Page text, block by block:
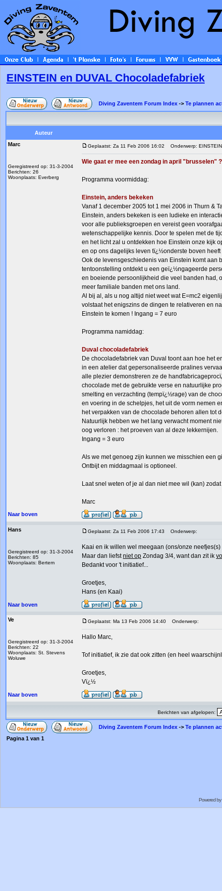
EINSTEIN en DUVAL Chocoladefabriek
Diving Zaventem Forum Index -> Te plannen
Auteur
Marc
Geregistreerd op: 31-3-2004
Berichten: 26
Woonplaats: Everberg
Geplaatst: Za 11 Feb 2006 16:02 Onderwerp:
Wie gaat er mee een zondag in april "brusselen" ?
Programma voormiddag:
Einstein, anders bekeken
Vanaf 1 december 2005 tot 1 mei 2006 in Thurn &
Einstein, anders bekeken is een ludieke en
voor alle publieksgroepen en vereist geen
wetenschappelijke kennis. Door te spelen met de
en het licht zal u ontdekken hoe Einstein onze kijk
en op ons dagelijks leven tï¿½onderste boven heeft
Ook de levensgeschiedenis van Einstein komt aan
tentoonstelling ontdekt u een geï¿½ngageerde
en boeiende persoonlijkheid die veel banden had,
meer familiale banden met ons land.
Al bij al, als u nog altijd niet weet wat E=mc2
volstaat het enigszins de dingen te relativeren en
Einstein te komen ! Ingang = 7 euro
Programma namiddag:
Duval chocoladefabriek
De chocoladefabriek van Duval toont aan hoe het
in een atelier dat gepersonaliseerde pralines
alle plezier demonstreren ze de
chocolade met de gebruikte verse en natuurlijke
smelting en verzachting (tempï¿½rage) van de
en voering in de schelpjes, het uit de vorm nemen
het verpakken van de chocolade behoren allen tot
Natuurlijk hebben we het lang verwacht moment
oog verloren : het proeven van al deze lekkernijen.
Ingang = 3 euro
Als we met genoeg zijn kunnen we misschien een
Ontbijt en middagmaal is optioneel.
Laat snel weten of je al dan niet mee wil (kan)
Marc
Naar boven
Hans
Geregistreerd op: 31-3-2004
Berichten: 85
Woonplaats: Bertem
Geplaatst: Za 11 Feb 2006 17:43 Onderwerp:
Kaai en ik willen wel meegaan (ons/onze
Maar dan liefstniet op Zondag 3/4, want dan zit ik
Bedankt voor 't initiatief...
Groetjes,
Hans (en Kaai)
Naar boven
Ve
Geregistreerd op: 31-3-2004
Berichten: 22
Woonplaats: St. Stevens
Woluwe
Geplaatst: Ma 13 Feb 2006 14:40 Onderwerp:
Hallo Marc,
Tof initiatief, ik zie dat ook zitten (en heel
Groetjes,
Vï¿½
Naar boven
Berichten van afgelopen:
Diving Zaventem Forum Index -> Te plannen
Pagina 1 van 1
Powered by